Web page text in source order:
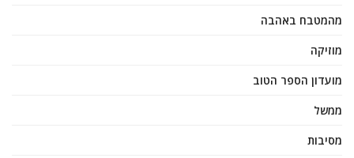
מהמטבח באהבה
מוזיקה
מועדון הספר הטוב
ממשל
מסיבות